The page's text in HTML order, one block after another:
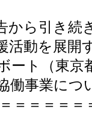
から引き続
活動を展開
ート（東京
働事業につ
＝＝＝＝＝